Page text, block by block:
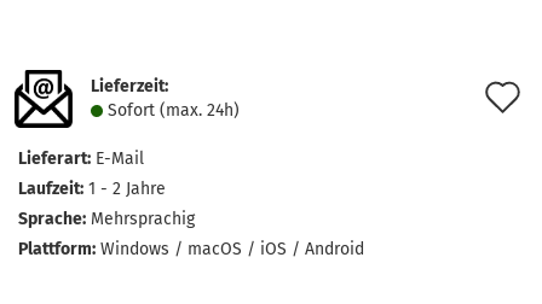
Lieferzeit:
Sofort (max. 24h)
Lieferart: E-Mail
Laufzeit: 1 - 2 Jahre
Sprache: Mehrsprachig
Plattform: Windows / macOS / iOS / Android